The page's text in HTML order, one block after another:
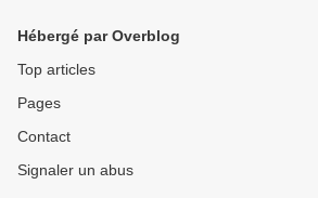
Hébergé par Overblog
Top articles
Pages
Contact
Signaler un abus